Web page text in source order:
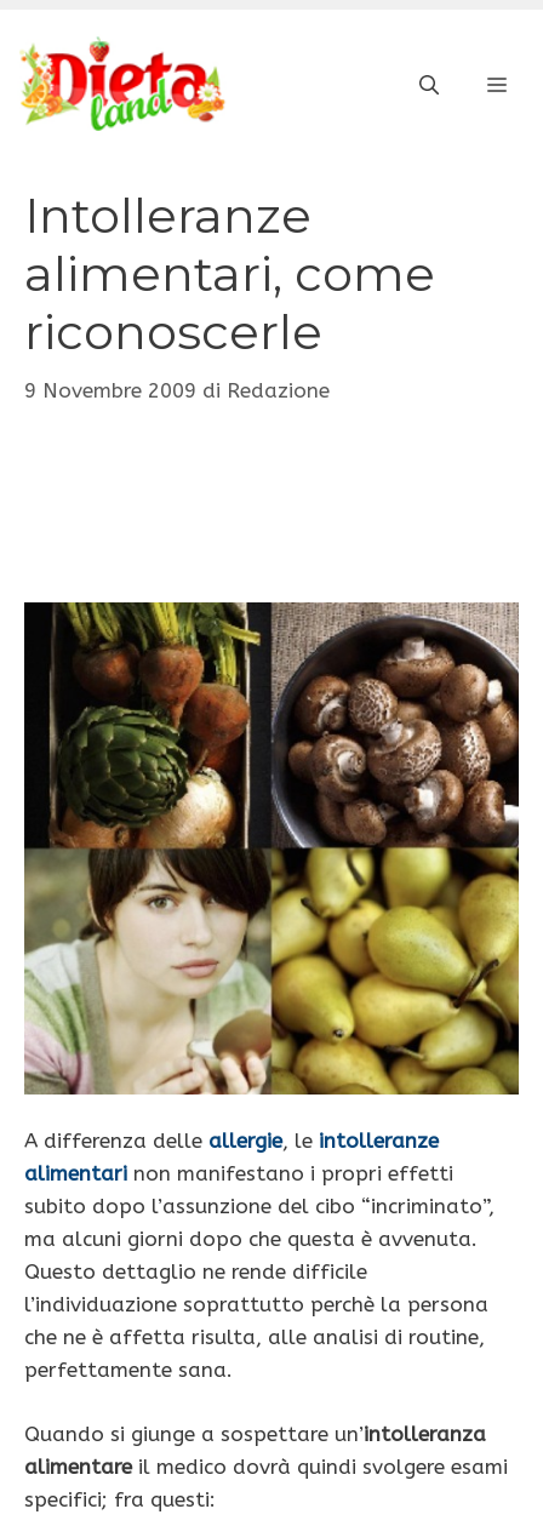
contenuto
Intolleranze
alimentari, come
riconoscerle
9 Novembre 2009 di Redazione
A differenza delle allergie, le intolleranze
alimentari non manifestano i propri effetti
subito dopo l’assunzione del cibo “incriminato”,
ma alcuni giorni dopo che questa è avvenuta.
Questo dettaglio ne rende difficile
l’individuazione soprattutto perchè la persona
che ne è affetta risulta, alle analisi di routine,
perfettamente sana.
Quando si giunge a sospettare un’intolleranza
alimentareil medico dovrà quindi svolgere esami
specifici; fra questi: